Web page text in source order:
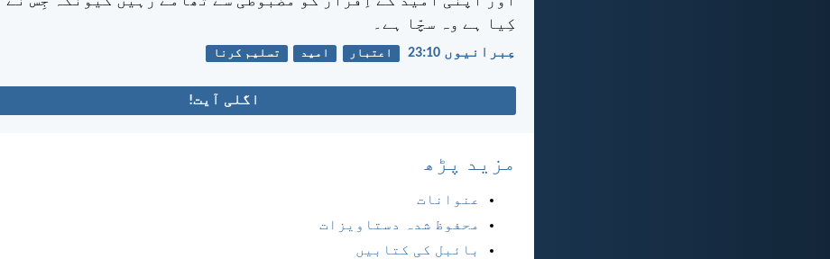
کِیا ہے وہ سچّا ہے۔
عِبرانیوں 10:‏23 اعتبار امید تسلیم کرنا
اگلی آیت!
مزید پڑھ
عنوانات
محفوظ شدہ دستاویزات
بائبل کی کتابیں